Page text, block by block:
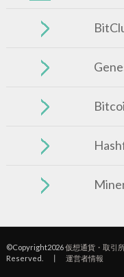
©Copyright2026仮想通貨・取引
Reserved. ┃ 運営者情報